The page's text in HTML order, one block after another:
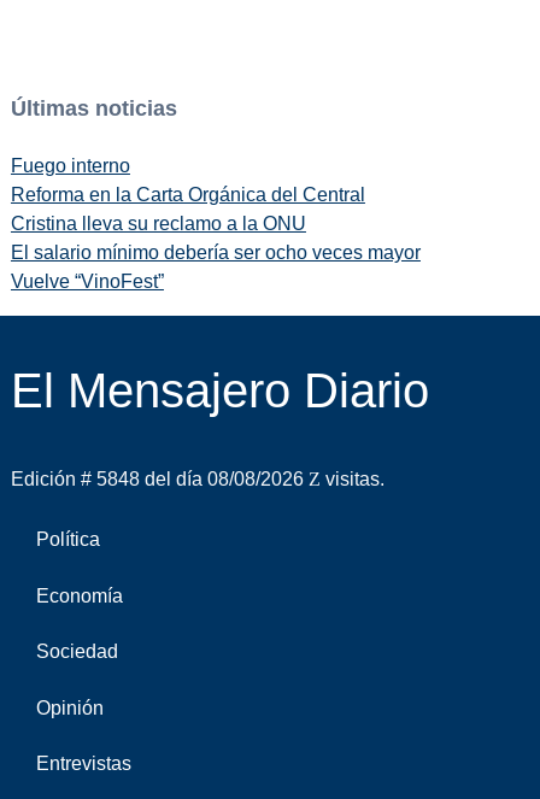
Últimas noticias
Fuego interno
Reforma en la Carta Orgánica del Central
Cristina lleva su reclamo a la ONU
El salario mínimo debería ser ocho veces mayor
Vuelve “VinoFest”
El Mensajero Diario
Edición # 5848 del día 08/08/2026 visitas.
Política
Economía
Sociedad
Opinión
Entrevistas